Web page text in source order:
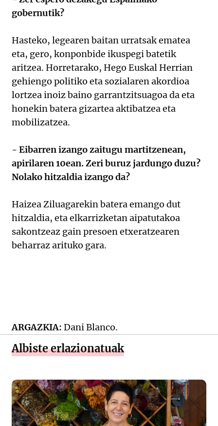
gobernutik?
Hasteko, legearen baitan urratsak ematea
eta, gero, konponbide ikuspegi batetik
aritzea. Horretarako, Hego Euskal Herrian
gehiengo politiko eta sozialaren akordioa
lortzea inoiz baino garrantzitsuagoa da eta
honekin batera gizartea aktibatzea eta
mobilizatzea.
- Eibarren izango zaitugu martitzenean,
apirilaren 10ean. Zeri buruz jardungo duzu?
Nolako hitzaldia izango da?
Haizea Ziluagarekin batera emango dut
hitzaldia, eta elkarrizketan aipatutakoa
sakontzeaz gain presoen etxeratzearen
beharraz arituko gara.
ARGAZKIA: Dani Blanco.
Albiste erlazionatuak